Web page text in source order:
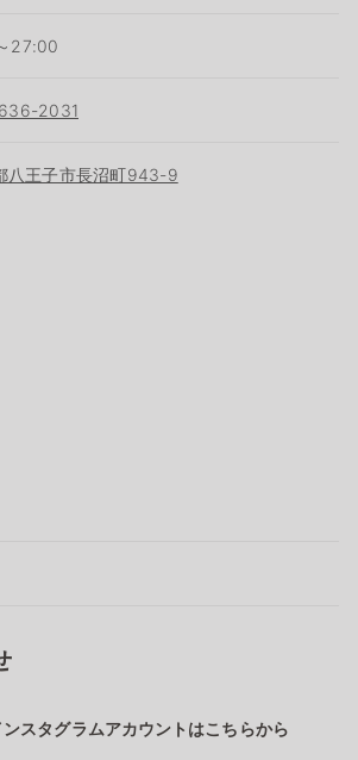
27:00
2031
八王子市長沼町943-9
ンスタグラムアカウントはこちらから